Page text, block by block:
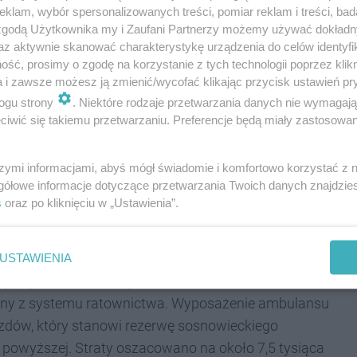
substancji psychoaktywnych. Pomimo
się nadal bardzo agresywnie względem
w karetce pogotowia, pacjent
uderzył z impetem
ją. Wg świadków zrobił to celowo. W wyniku
zespołu ratowników w składzie
który wykazał się opanowaniem, udało się
bezpiecznie dla niego i dla ratowników. Transport
pojazd, zbudowany na samochodzie Mercedes-
z systemu ratownictwa. Wyposażenie ambulansu
który stanowi rezerwę sosnowieckiego
Straty oszacowano na około 7,5 tysiąca
wybór spersonalizowanych treści, pomiar reklam i treści,
Użytkownika my i Zaufani Partnerzy możemy używać
aktywnie skanować charakterystykę urządzenia do celów
prosimy o zgodę na korzystanie z tych technologii poprzez
i zawsze możesz ją zmienić/wycofać klikając przycisk ustawień
strony
. Niektóre rodzaje przetwarzania danych nie
się takiemu przetwarzaniu. Preferencje będą miały
informacjami, abyś mógł świadomie i komfortowo korzystać z
informacje dotyczące przetwarzania Twoich danych
oraz po kliknięciu w „Ustawienia”.
USTAWIENIA